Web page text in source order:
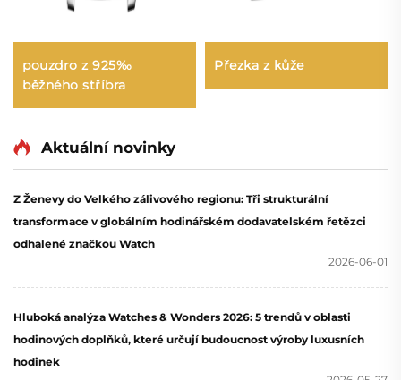
pouzdro z 925‰
běžného stříbra
Přezka z kůže
Aktuální novinky
Z Ženevy do Velkého zálivového regionu: Tři strukturální
transformace v globálním hodinářském dodavatelském řetězci
odhalené značkou Watch
2026-06-01
Hluboká analýza Watches & Wonders 2026: 5 trendů v oblasti
hodinových doplňků, které určují budoucnost výroby luxusních
hodinek